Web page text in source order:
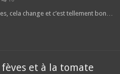
cela change et c’est tellement bon…
et à la tomate